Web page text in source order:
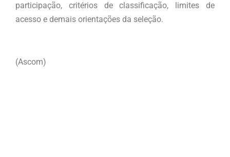
participação, critérios de classificação, limites de
acesso e demais orientações da seleção.
(Ascom)